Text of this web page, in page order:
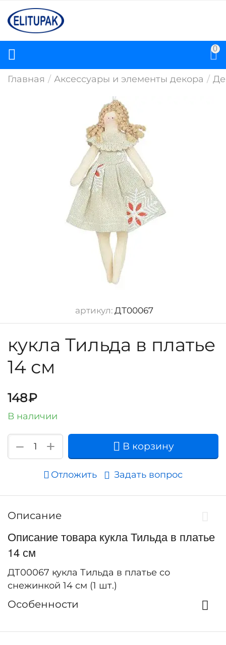
0
Главная / Аксессуары и элементы декора /
артикул: ДТ00067
кукла Тильда в платье
14 см
148₽
В наличии
+
− В корзину
Отложить Задать вопрос
Описание
Описание товара кукла Тильда в платье
14 см
ДТ00067 кукла Тильда в платье со
снежинкой 14 см (1 шт.)
Особенности